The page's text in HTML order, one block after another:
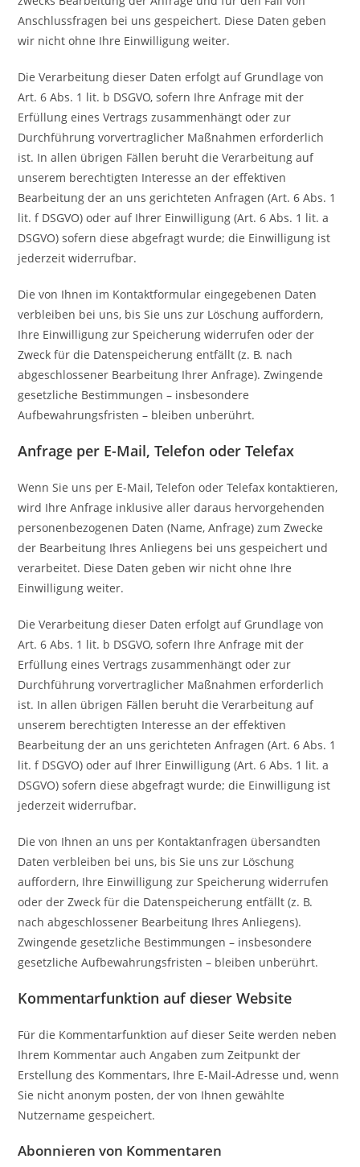
Anschlussfragen bei uns gespeichert. Diese Daten geben
wir nicht ohne Ihre Einwilligung weiter.
Die Verarbeitung dieser Daten erfolgt auf Grundlage von
Art. 6 Abs. 1 lit. b DSGVO, sofern Ihre Anfrage mit der
Erfüllung eines Vertrags zusammenhängt oder zur
Durchführung vorvertraglicher Maßnahmen erforderlich
ist. In allen übrigen Fällen beruht die Verarbeitung auf
unserem berechtigten Interesse an der effektiven
Bearbeitung der an uns gerichteten Anfragen (Art. 6 Abs. 1
lit. f DSGVO) oder auf Ihrer Einwilligung (Art. 6 Abs. 1 lit. a
DSGVO) sofern diese abgefragt wurde; die Einwilligung ist
jederzeit widerrufbar.
Die von Ihnen im Kontaktformular eingegebenen Daten
verbleiben bei uns, bis Sie uns zur Löschung auffordern,
Ihre Einwilligung zur Speicherung widerrufen oder der
Zweck für die Datenspeicherung entfällt (z. B. nach
abgeschlossener Bearbeitung Ihrer Anfrage). Zwingende
gesetzliche Bestimmungen – insbesondere
Aufbewahrungsfristen – bleiben unberührt.
Anfrage per E-Mail, Telefon oder Telefax
Wenn Sie uns per E-Mail, Telefon oder Telefax kontaktieren,
wird Ihre Anfrage inklusive aller daraus hervorgehenden
personenbezogenen Daten (Name, Anfrage) zum Zwecke
der Bearbeitung Ihres Anliegens bei uns gespeichert und
verarbeitet. Diese Daten geben wir nicht ohne Ihre
Einwilligung weiter.
Die Verarbeitung dieser Daten erfolgt auf Grundlage von
Art. 6 Abs. 1 lit. b DSGVO, sofern Ihre Anfrage mit der
Erfüllung eines Vertrags zusammenhängt oder zur
Durchführung vorvertraglicher Maßnahmen erforderlich
ist. In allen übrigen Fällen beruht die Verarbeitung auf
unserem berechtigten Interesse an der effektiven
Bearbeitung der an uns gerichteten Anfragen (Art. 6 Abs. 1
lit. f DSGVO) oder auf Ihrer Einwilligung (Art. 6 Abs. 1 lit. a
DSGVO) sofern diese abgefragt wurde; die Einwilligung ist
jederzeit widerrufbar.
Die von Ihnen an uns per Kontaktanfragen übersandten
Daten verbleiben bei uns, bis Sie uns zur Löschung
auffordern, Ihre Einwilligung zur Speicherung widerrufen
oder der Zweck für die Datenspeicherung entfällt (z. B.
nach abgeschlossener Bearbeitung Ihres Anliegens).
Zwingende gesetzliche Bestimmungen – insbesondere
gesetzliche Aufbewahrungsfristen – bleiben unberührt.
Kommentar­funktion auf dieser Website
Für die Kommentarfunktion auf dieser Seite werden neben
Ihrem Kommentar auch Angaben zum Zeitpunkt der
Erstellung des Kommentars, Ihre E-Mail-Adresse und, wenn
Sie nicht anonym posten, der von Ihnen gewählte
Nutzername gespeichert.
Abonnieren von Kommentaren